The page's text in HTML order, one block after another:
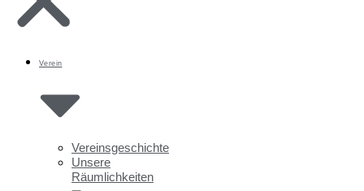
Verein
Vereinsgeschichte
Unsere
Räumlichkeiten